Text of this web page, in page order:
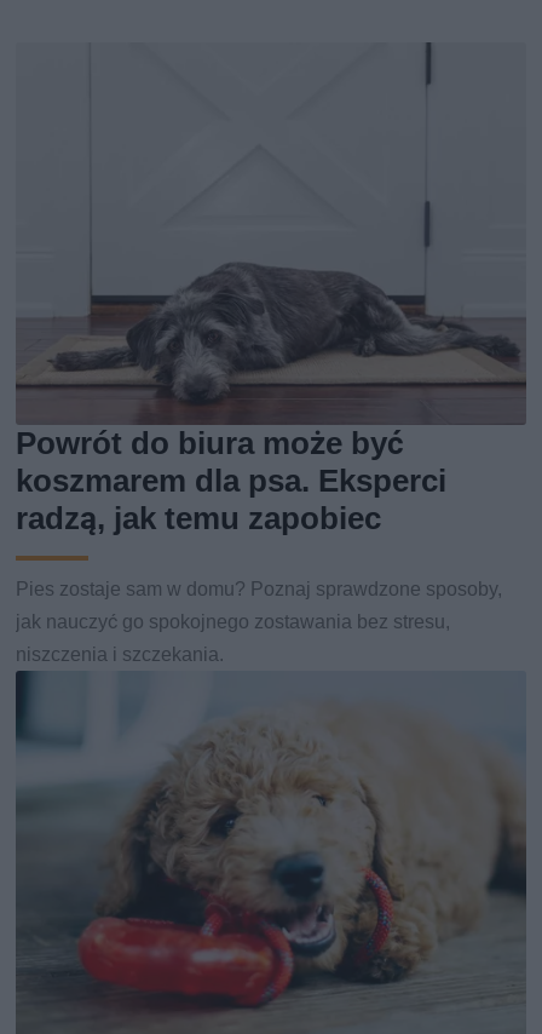
Powrót do biura może być
koszmarem dla psa. Eksperci
radzą, jak temu zapobiec
Pies zostaje sam w domu? Poznaj sprawdzone sposoby,
jak nauczyć go spokojnego zostawania bez stresu,
niszczenia i szczekania.